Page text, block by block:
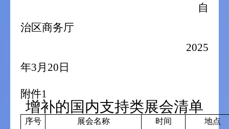
自
治区商务厅
2025
年3月 20 日
附件1
增补的国内支持类展会清单
序号 展会名称 时间 地点